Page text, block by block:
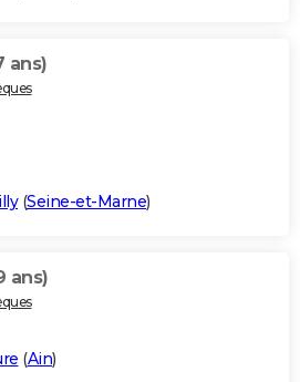
ans)
(Seine-et-Marne)
ans)
(Ain)